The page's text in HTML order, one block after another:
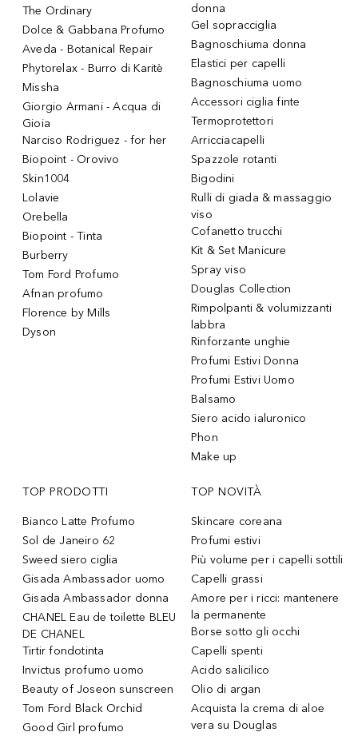
The Ordinary
Dolce & Gabbana Profumo
Aveda - Botanical Repair
Phytorelax - Burro di Karitè
Missha
Giorgio Armani - Acqua di
Gioia
Narciso Rodriguez - for her
Biopoint - Orovivo
Skin1004
Lolavie
Orebella
Biopoint - Tinta
Burberry
Tom Ford Profumo
Afnan profumo
Florence by Mills
Dyson
donna
Gel sopracciglia
Bagnoschiuma donna
Elastici per capelli
Bagnoschiuma uomo
Accessori ciglia finte
Termoprotettori
Arricciacapelli
Spazzole rotanti
Bigodini
Rulli di giada & massaggio
viso
Cofanetto trucchi
Kit & Set Manicure
Spray viso
Douglas Collection
Rimpolpanti & volumizzanti
labbra
Rinforzante unghie
Profumi Estivi Donna
Profumi Estivi Uomo
Balsamo
Siero acido ialuronico
Phon
Make up
TOP PRODOTTI
Bianco Latte Profumo
Sol de Janeiro 62
Sweed siero ciglia
Gisada Ambassador uomo
Gisada Ambassador donna
CHANEL Eau de toilette BLEU
DE CHANEL
Tirtir fondotinta
Invictus profumo uomo
Beauty of Joseon sunscreen
Tom Ford Black Orchid
Good Girl profumo
TOP NOVITÀ
Skincare coreana
Profumi estivi
Più volume per i capelli sottili
Capelli grassi
Amore per i ricci: mantenere
la permanente
Borse sotto gli occhi
Capelli spenti
Acido salicilico
Olio di argan
Acquista la crema di aloe
vera su Douglas